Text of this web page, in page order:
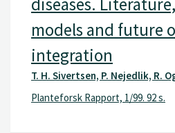
models and future
integration
T. H. Sivertsen, P. Nejedlik, R.
Planteforsk Rapport, 1/99. 92 s.